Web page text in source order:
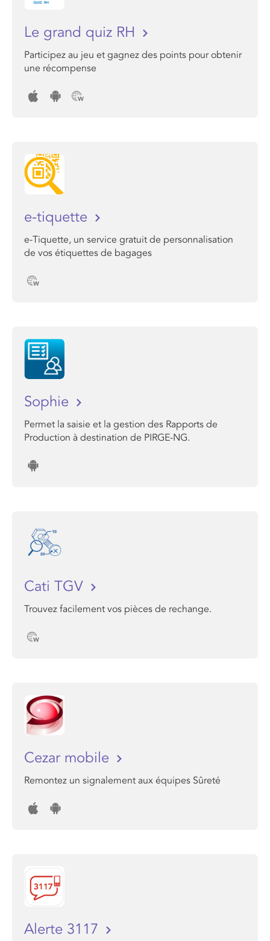
Le grand quiz RH
Participez au jeu et gagnez des points pour obtenir
une récompense
e-tiquette
e-Tiquette, un service gratuit de personnalisation
de vos étiquettes de bagages
Sophie
Permet la saisie et la gestion des Rapports de
Production à destination de PIRGE-NG.
Cati TGV
Trouvez facilement vos pièces de rechange.
Cezar mobile
Remontez un signalement aux équipes Sûreté
Alerte 3117